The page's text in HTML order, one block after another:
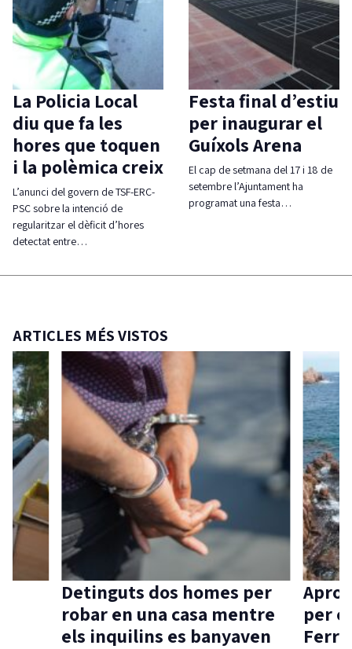
La Policia Local
diu que fa les
hores que toquen
i la polèmica creix
L’anunci del govern de TSF-ERC-
PSC sobre la intenció de
regularitzar el dèficit d’hores
detectat entre…
Festa final d’estiu
per inaugurar el
Guíxols Arena
El cap de setmana del 17 i 18 de
setembre l’Ajuntament ha
programat una festa…
ARTICLES MÉS VISTOS
Detinguts dos homes per
robar en una casa mentre
els inquilins es banyaven
per